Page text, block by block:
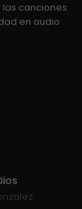
canciones
en audio